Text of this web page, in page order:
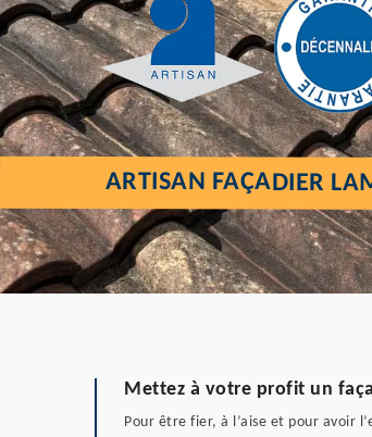
ARTISAN FAÇADIER
Mettez à votre profit un
Pour être fier, à l’aise et pour avoir